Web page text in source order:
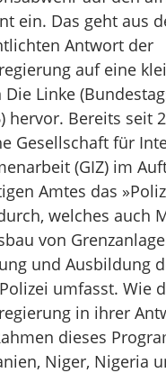
ein. Das geht aus
Antwort der
auf eine
Die Linke
hervor. Bereits seit
Gesellschaft für
(GIZ) im
Amtes das
welches auch
von
und Ausbildung
umfasst. Wie
in ihrer
dieses
Niger, Nigeria